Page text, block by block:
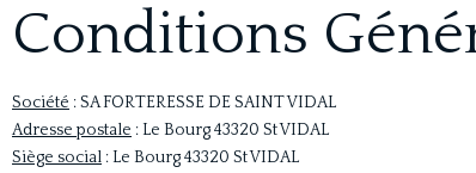
Conditions
Société : SA FORTERESSE DE SAINT VIDAL
Adresse postale : Le Bourg 43320 St VIDAL
Siège social : Le Bourg 43320 St VIDAL